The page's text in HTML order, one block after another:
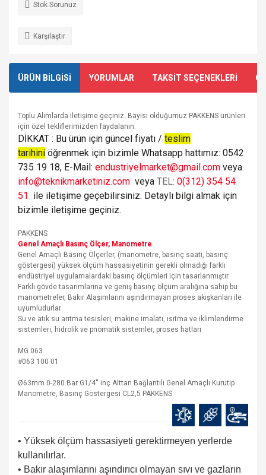
Stok Sorunuz
Karşılaştır
ÜRÜN BİLGİSİ YORUMLAR TAKSİT SEÇENEKLERİ
Toplu Alımlarda iletişime geçiniz. Bayisi olduğumuz PAKKENS ürünleri
için özel tekliflerimizden faydalanın.
DİKKAT : Bu ürün için güncel fiyatı / teslim
tarihini öğrenmek için bizimle Whatsapp hattımız: 0542
735 19 18, E-Mail: endustriyelmarket@gmail.com veya
info@teknikmarketiniz.com veya TEL: 0(312) 354 54
51 ile iletişime geçebilirsiniz. Detaylı bilgi almak için
bizimle iletişime geçiniz.
PAKKENS
Genel Amaçlı Basınç Ölçer, Manometre
Genel Amaçlı Basınç Ölçerler, (manometre, basınç saati, basınç
göstergesi) yüksek ölçüm hassasiyetinin gerekli olmadığı farklı
endüstriyel uygulamalardaki basınç ölçümleri için tasarlanmıştır.
Farklı gövde tasarımlarına ve geniş basınç ölçüm aralığına sahip bu
manometreler, Bakır Alaşımlarını aşındırmayan proses akışkanları ile
uyumludurlar
Su ve atık su arıtma tesisleri, makine imalatı, ısıtma ve iklimlendirme
sistemleri, hidrolik ve pnömatik sistemler, proses hatları
MG 063
#063 100 01
Ø63mm 0-280 Bar G1/4'' inç Alttan Bağlantılı Genel Amaçlı Kurutip
Manometre, Basınç Göstergesi CL2,5 PAKKENS
• Yüksek ölçüm hassasiyeti gerektirmeyen yerlerde
kullanılırlar.
• Bakır alaşımlarını aşındırıcı olmayan sıvı ve gazların